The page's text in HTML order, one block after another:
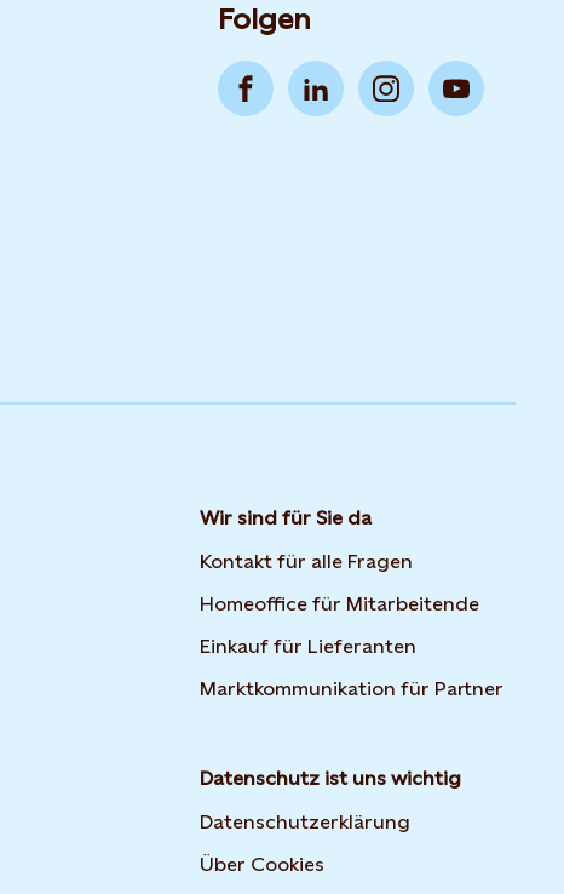
Folgen
Wir sind für Sie da
Kontakt für alle Fragen
Homeoffice für Mitarbeitende
Einkauf für Lieferanten
Marktkommunikation für Partner
Datenschutz ist uns wichtig
Datenschutzerklärung
Über Cookies